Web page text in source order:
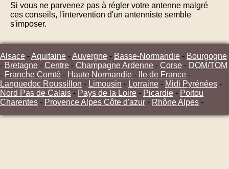
Si vous ne parvenez pas à régler votre antenne malgré
ces conseils, l'intervention d'un antenniste semble
s'imposer.
Alsace -Aquitaine -Auvergne - Basse-Normandie - Bourgogne
- Bretagne - Centre - Champagne Ardenne - Corse - DOM/TOM
- Franche Comté - Haute Normandie - Ile de France -
Languedoc Roussillon - Limousin - Lorraine - Midi Pyrénées -
Nord Pas de Calais - Pays de la Loire - Picardie - Poitou
Charentes - Provence Alpes Côte d'azur - Rhône Alpes -